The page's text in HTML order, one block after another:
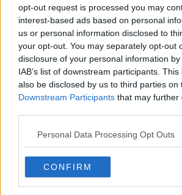
opt-out request is processed you may
interest-based ads based on personal
us or personal information disclosed to
your opt-out. You may separately opt-out
disclosure of your personal information
IAB’s list of downstream participants.
also be disclosed by us to third parties on
Downstream Participants that may further
Personal Data Processing Opt Outs
CONFIRM
Aggiungete un po' di brodo vegetale e fate
per circa 15 minuti, aggiungendo altro brodo
sgusciate i gamberi e togliete il filo nero
un coltellino. Sbollentateli leggermente e
ultimata frullate i piselli con un minipimer,
lasciate intiepidire. Servite la crema di piselli
ambiente o leggermente tiepida, adagiatevi
qualche pezzetto di feta sbriciolata, finite con
servite.